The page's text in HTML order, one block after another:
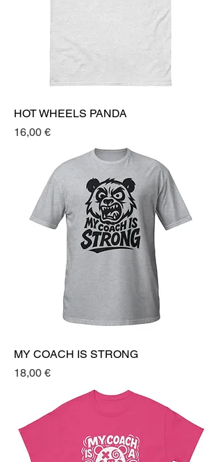
HOT WHEELS PANDA
Prezzo
16,00 €
MY COACH IS STRONG
Prezzo
18,00 €